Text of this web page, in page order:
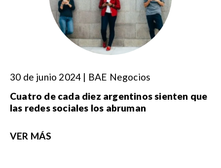
30 de junio 2024 | BAE Negocios
Cuatro de cada diez argentinos sienten que
las redes sociales los abruman
VER MÁS